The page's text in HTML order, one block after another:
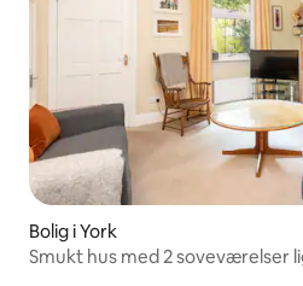
Bolig i York
Smukt hus med 2 soveværelser